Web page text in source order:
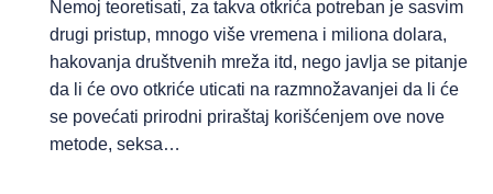
Nemoj teoretisati, za takva otkrića potreban je sasvim
drugi pristup, mnogo više vremena i miliona dolara,
hakovanja društvenih mreža itd, nego javlja se pitanje
da li će ovo otkriće uticati na razmnožavanjei da li će
se povećati prirodni priraštaj korišćenjem ove nove
metode, seksa…